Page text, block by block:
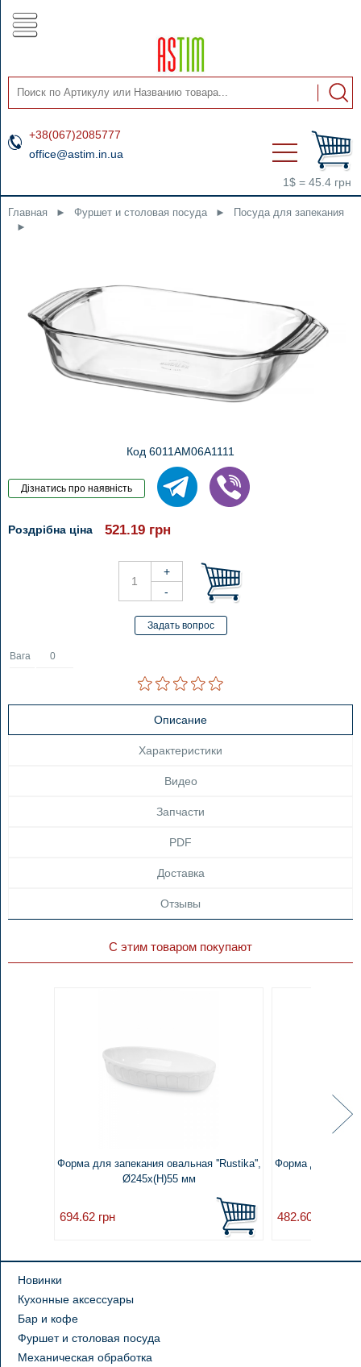
+38(067)2085777
office@astim.in.ua
1$ = 45.4 грн
Главная ► Фуршет и столовая посуда ►
Посуда для запекания
►
Код 6011AM06A1111
Роздрібна ціна 521.19 грн
Вага 0
Описание
Характеристики
Видео
Запчасти
PDF
Доставка
Отзывы
С этим товаром покупают
Форма для запекания овальная ''Rustika'',
Ø245x(H)55 мм
694.62 грн
Форма для
482.60
Новинки
Кухонные аксессуары
Бар и кофе
Фуршет и столовая посуда
Механическая обработка